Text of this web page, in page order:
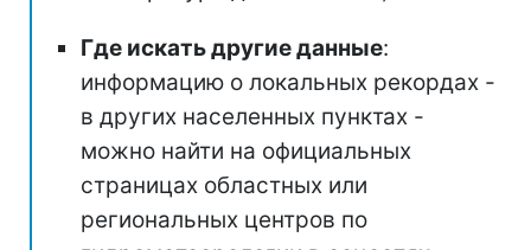
Где искать другие данные:
информацию о локальных рекордах -
в других населенных пунктах -
можно найти на официальных
страницах областных или
региональных центров по